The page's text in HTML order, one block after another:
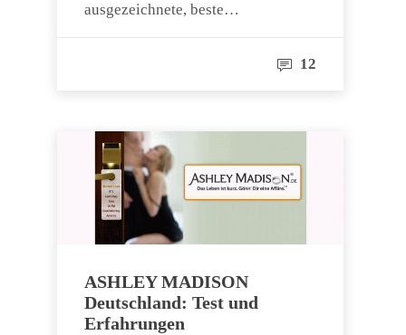
ausgezeichnete, beste…
12
ASHLEY MADISON
Deutschland: Test und
Erfahrungen